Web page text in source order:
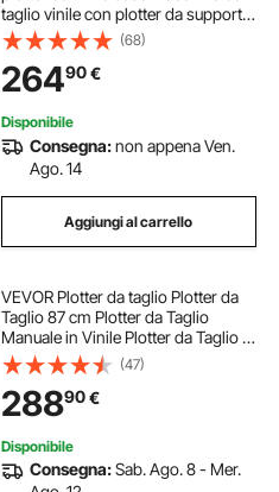
taglio vinile con plotter da supporto
Creazione di segni di velocità di
forza regolabile
(68)
26490€
Disponibile
Consegna:non appena Ven.
Ago. 14
Aggiungi al carrello
VEVOR Plotter da taglio Plotter da
Taglio 87 cm Plotter da Taglio
Manuale in Vinile Plotter da Taglio in
Vinile Macchina con Plotter
Signmaster Software Plotter
(47)
28890€
Disponibile
Consegna:Sab. Ago. 8 - Mer.